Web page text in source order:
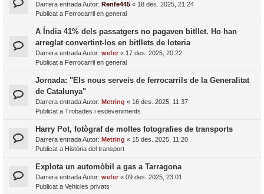
Darrera entrada Autor: Renfe445 « 18 des. 2025, 21:24
Publicat a Ferrocarril en general
A Índia 41% dels passatgers no pagaven bitllet. Ho han
arreglat convertint-los en bitllets de loteria
Darrera entrada Autor: wefer « 17 des. 2025, 20:22
Publicat a Ferrocarril en general
Jornada: "Els nous serveis de ferrocarrils de la Generalitat
de Catalunya"
Darrera entrada Autor: Metring « 16 des. 2025, 11:37
Publicat a Trobades i esdeveniments
Harry Pot, fotògraf de moltes fotografies de transports
Darrera entrada Autor: Metring « 15 des. 2025, 11:20
Publicat a Història del transport
Explota un automòbil a gas a Tarragona
Darrera entrada Autor: wefer « 09 des. 2025, 23:01
Publicat a Vehicles privats